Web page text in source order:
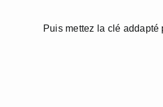
Puis mettez la clé